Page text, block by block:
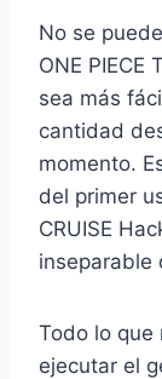
No se
ONE PIECE
sea más
cantidad
momento.
del primer
CRUISE
inseparable
Todo lo que
ejecutar el